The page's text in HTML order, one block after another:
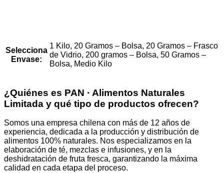
Selecciona
Envase:
1 Kilo, 20 Gramos – Bolsa, 20 Gramos – Frasco
de Vidrio, 200 gramos – Bolsa, 50 Gramos –
Bolsa, Medio Kilo
¿Quiénes es PAN · Alimentos Naturales
Limitada y qué tipo de productos ofrecen?
Somos una empresa chilena con más de 12 años de
experiencia, dedicada a la producción y distribución de
alimentos 100% naturales. Nos especializamos en la
elaboración de té, mezclas e infusiones, y en la
deshidratación de fruta fresca, garantizando la máxima
calidad en cada etapa del proceso.